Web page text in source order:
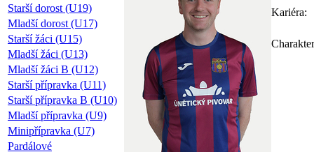
Starší dorost (U19)
Mladší dorost (U17)
Starší žáci (U15)
Mladší žáci (U13)
Mladší žáci B (U12)
Starší přípravka (U11)
Starší přípravka B (U10)
Mladší přípravka (U9)
Minipřípravka (U7)
Pardálové
Kariéra: